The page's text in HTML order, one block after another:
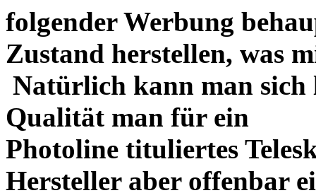
folgender Werbung
Zustand herstellen, was
Natürlich kann man sich
Qualität man für ein
Photoline tituliertes
Hersteller aber offenbar